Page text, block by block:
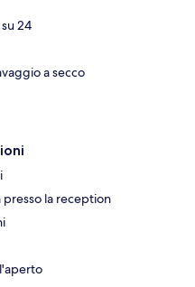
24
a secco
presso la reception